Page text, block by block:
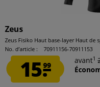
Zeus
Zeus Fisiko Haut base-layer Haut de
No. d’article :
70911156-70911153
15.99
avant1